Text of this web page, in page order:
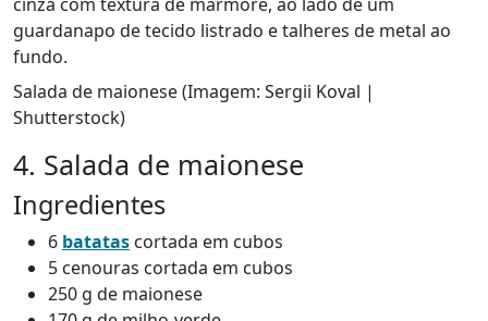
Salada de maionese (Imagem: Sergii Koval |
Shutterstock)
4. Salada de maionese
Ingredientes
6 batatas cortada em cubos
5 cenouras cortada em cubos
250 g de maionese